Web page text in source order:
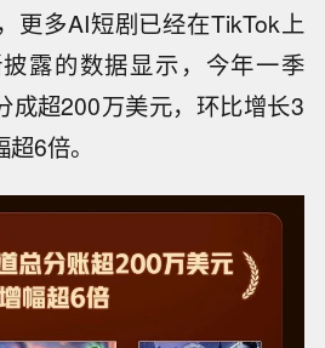
更多AI短剧已经在TikTok上
露的数据显示，今年一季
成超200万美元，环比增长3
6倍。